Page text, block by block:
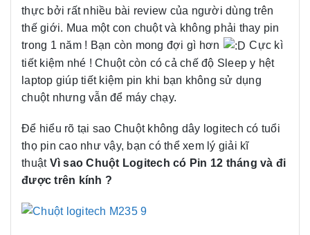
thực bởi rất nhiều bài review của người dùng trên
thế giới. Mua một con chuột và không phải thay pin
trong 1 năm ! Bạn còn mong đợi gì hơn
Cực kì
tiết kiệm nhé ! Chuột còn có cả chế độ Sleep y hệt
laptop giúp tiết kiệm pin khi bạn không sử dụng
chuột nhưng vẫn để máy chạy.
Để hiểu rõ tại sao Chuột không dây logitech có tuổi
thọ pin cao như vậy, bạn có thể xem lý giải kĩ
thuật Vì sao Chuột Logitech có Pin 12 tháng và đi
được trên kính ?